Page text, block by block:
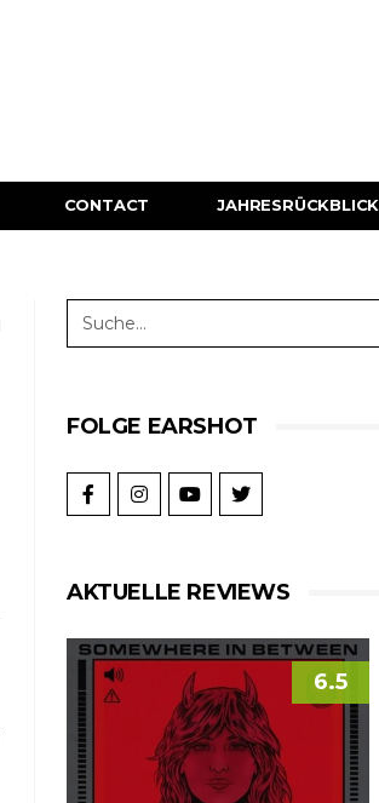
CONTACT JAHRESRÜCKBLICK
FOLGE EARSHOT
AKTUELLE REVIEWS
6.5